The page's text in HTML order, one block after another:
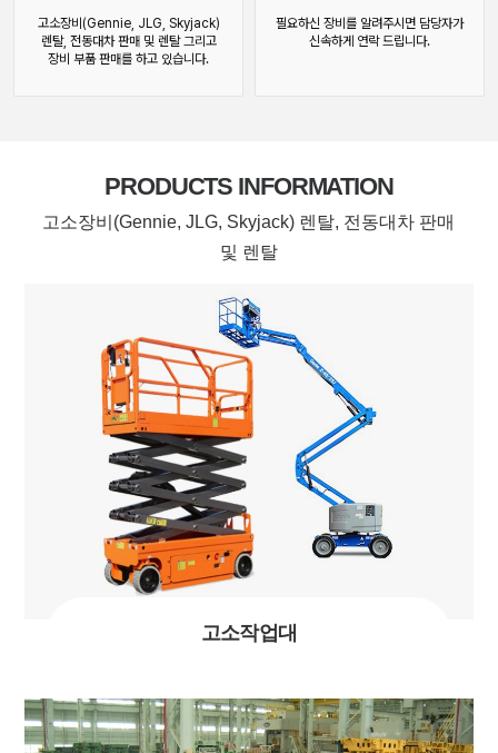
고소장비(Gennie, JLG, Skyjack)
렌탈, 전동대차 판매 및 렌탈 그리고
장비 부품 판매를 하고 있습니다.
필요하신 장비를 알려주시면 담당자가
신속하게 연락 드립니다.
PRODUCTS INFORMATION
고소장비(Gennie, JLG, Skyjack) 렌탈, 전동대차 판매
및 렌탈
고소작업대